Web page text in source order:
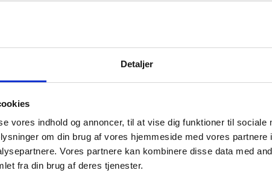
Detaljer
vores indhold og annoncer, til at vise dig funktioner til sociale
om din brug af vores hjemmeside med vores partnere
Vores partnere kan kombinere disse data med
fra din brug af deres tjenester.